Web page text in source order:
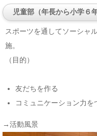
児童部（年長から小学６
スポーツを通してソーシャ
施。
（目的）
友だちを作る
コミュニケーション力を
→活動風景